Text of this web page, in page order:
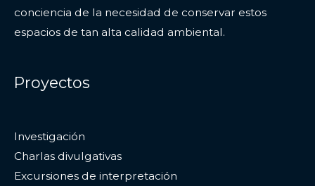
conciencia de la necesidad de conservar estos
espacios de tan alta calidad ambiental.
Proyectos
Investigación
Charlas divulgativas
Excursiones de interpretación